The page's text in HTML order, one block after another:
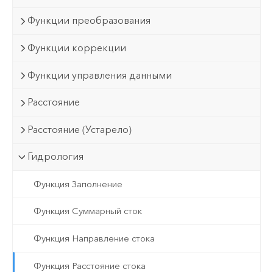
Функции преобразования
Функции коррекции
Функции управления данными
Расстояние
Расстояние (Устарело)
Гидрология
Функция Заполнение
Функция Суммарный сток
Функция Направление стока
Функция Расстояние стока